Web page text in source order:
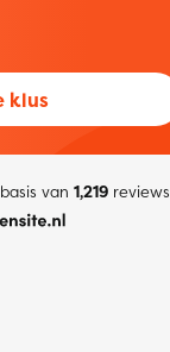
klus
van 1,219reviews